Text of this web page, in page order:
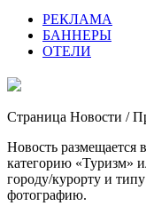
РЕКЛАМА
БАННЕРЫ
ОТЕЛИ
Страница Новости /
Новость размещается
категорию «Туризм»
городу/курорту и
фотографию.